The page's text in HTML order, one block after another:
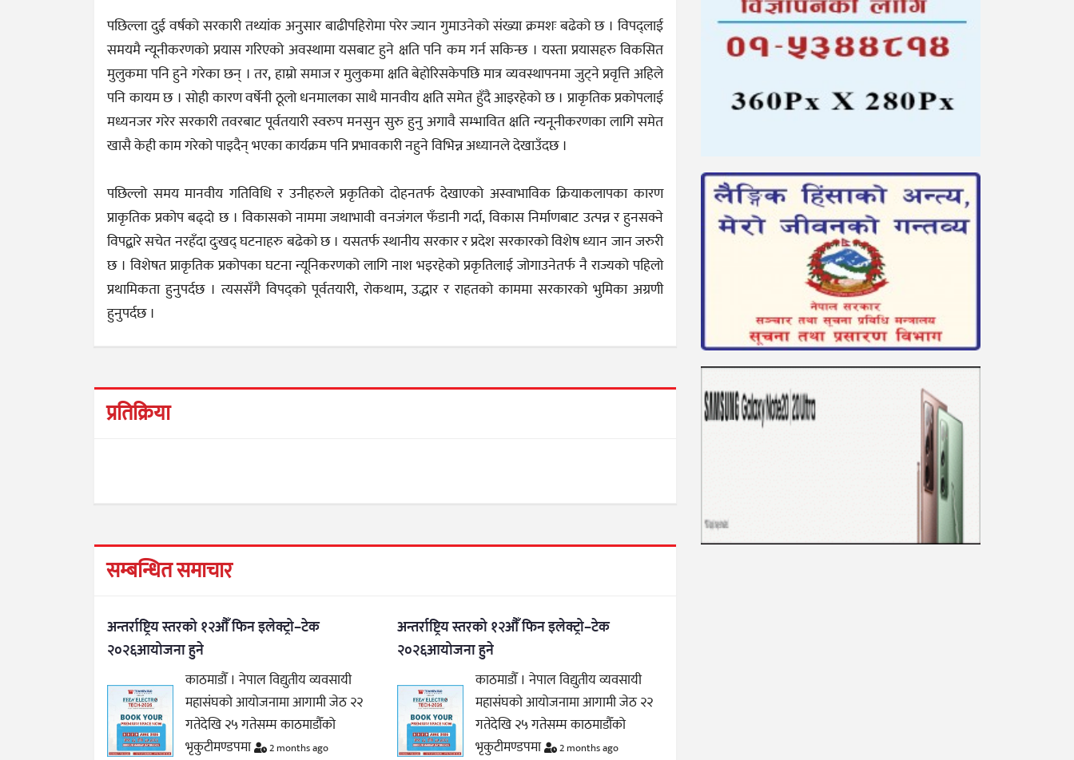
पछिल्ला दुई वर्षको सरकारी तथ्यांक अनुसार बाढीपहिरोमा परेर ज्यान गुमाउनेको संख्या क्रमशः बढेको छ । विपद्लाई
समयमै न्यूनीकरणको प्रयास गरिएको अवस्थामा यसबाट हुने क्षति पनि कम गर्न सकिन्छ । यस्ता प्रयासहरु विकसित
मुलुकमा पनि हुने गरेका छन् । तर, हाम्रो समाज र मुलुकमा क्षति बेहोरिसकेपछि मात्र व्यवस्थापनमा जुट्ने प्रवृत्ति अहिले
पनि कायम छ । सोही कारण वर्षेनी ठूलो धनमालका साथै मानवीय क्षति समेत हुँदै आइरहेको छ । प्राकृतिक प्रकोपलाई
मध्यनजर गरेर सरकारी तवरबाट पूर्वतयारी स्वरुप मनसुन सुरु हुनु अगावै सम्भावित क्षति न्यनूनीकरणका लागि समेत
खासै केही काम गरेको पाइदैन् भएका कार्यक्रम पनि प्रभावकारी नहुने विभिन्न अध्यानले देखाउँदछ ।
पछिल्लो समय मानवीय गतिविधि र उनीहरुले प्रकृतिको दोहनतर्फ देखाएको अस्वाभाविक क्रियाकलापका कारण
प्राकृतिक प्रकोप बढ्दो छ । विकासको नाममा जथाभावी वनजंगल फँडानी गर्दा, विकास निर्माणबाट उत्पन्न र हुनसक्ने
विपद्बारे सचेत नरहँदा दुःखद् घटनाहरु बढेको छ । यसतर्फ स्थानीय सरकार र प्रदेश सरकारको विशेष ध्यान जान जरुरी
छ । विशेषत प्राकृतिक प्रकोपका घटना न्यूनिकरणको लागि नाश भइरहेको प्रकृतिलाई जोगाउनेतर्फ नै राज्यको पहिलो
प्रथामिकता हुनुपर्दछ । त्यससँगै विपद्को पूर्वतयारी, रोकथाम, उद्धार र राहतको काममा सरकारको भुमिका अग्रणी
हुनुपर्दछ ।
प्रतिक्रिया
सम्बन्धित समाचार
अन्तर्राष्ट्रिय स्तरको १२औँ फिन इलेक्ट्रो–टेक
२०२६आयोजना हुने
काठमाडौँ । नेपाल विद्युतीय व्यवसायी
महासंघको आयोजनामा आगामी जेठ २२
गतेदेखि २५ गतेसम्म काठमाडौँको
भृकुटीमण्डपमा
2 months ago
अन्तर्राष्ट्रिय स्तरको १२औँ फिन इलेक्ट्रो–टेक
२०२६आयोजना हुने
काठमाडौँ । नेपाल विद्युतीय व्यवसायी
महासंघको आयोजनामा आगामी जेठ २२
गतेदेखि २५ गतेसम्म काठमाडौँको
भृकुटीमण्डपमा
2 months ago